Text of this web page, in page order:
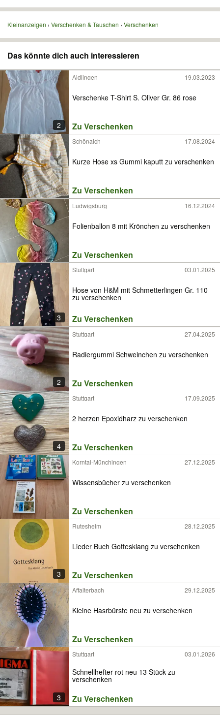
Kleinanzeigen Verschenken & Tauschen Verschenken
Das könnte dich auch interessieren
2
Aidlingen 19.03.2023
Verschenke T-Shirt S. Oliver Gr. 86 rose
Zu Verschenken
Schönaich 17.08.2024
Kurze Hose xs Gummi kaputt zu verschenken
Zu Verschenken
Ludwigsburg 16.12.2024
Folienballon 8 mit Krönchen zu verschenken
Zu Verschenken
3
Stuttgart 03.01.2025
Hose von H&M mit Schmetterlingen Gr. 110
zu verschenken
Zu Verschenken
2
Stuttgart 27.04.2025
Radiergummi Schweinchen zu verschenken
Zu Verschenken
4
Stuttgart 17.09.2025
2 herzen Epoxidharz zu verschenken
Zu Verschenken
Korntal-Münchingen 27.12.2025
Wissensbücher zu verschenken
Zu Verschenken
3
Rutesheim 28.12.2025
Lieder Buch Gottesklang zu verschenken
Zu Verschenken
Affalterbach 29.12.2025
Kleine Hasrbürste neu zu verschenken
Zu Verschenken
3
Stuttgart 03.01.2026
Schnellhefter rot neu 13 Stück zu
verschenken
Zu Verschenken